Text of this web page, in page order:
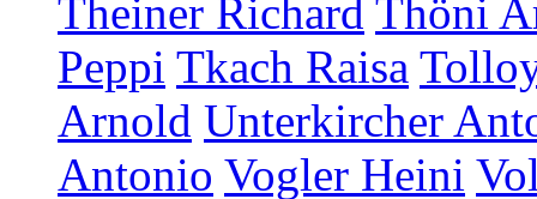
Theiner Richard Thöni
Peppi Tkach Raisa
Arnold Unterkircher
Antonio Vogler Heini